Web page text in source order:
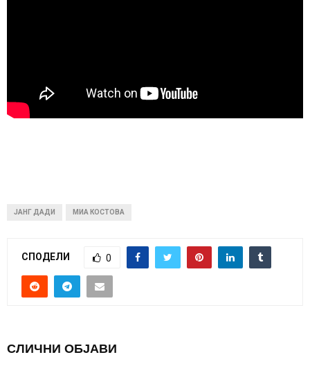
ЈАНГ ДАДИ МИА КОСТОВА
СПОДЕЛИ 0
СЛИЧНИ ОБЈАВИ